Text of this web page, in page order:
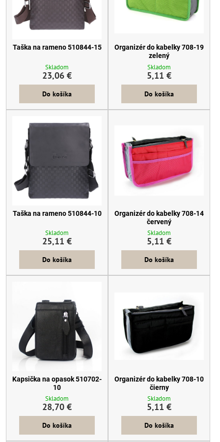
Taška na rameno 510844-15
Skladom
23,06 €
Do košíka
Organizér do kabelky 708-19
zelený
Skladom
5,11 €
Do košíka
Taška na rameno 510844-10
Skladom
25,11 €
Do košíka
Organizér do kabelky 708-14
červený
Skladom
5,11 €
Do košíka
Kapsička na opasok 510702-
10
Skladom
28,70 €
Do košíka
Organizér do kabelky 708-10
čierny
Skladom
5,11 €
Do košíka